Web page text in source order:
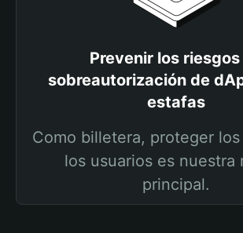
Prevenir los
sobreautorización de
estafas
Como billetera, proteger
los usuarios es nuestra
principal.